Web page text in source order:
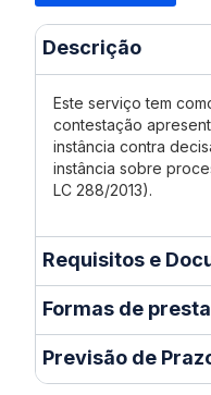
Descrição
Este serviço tem
contestação
instância contra
instância sobre
LC 288/2013).
Requisitos e
Formas de
Previsão de